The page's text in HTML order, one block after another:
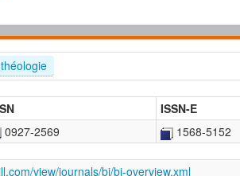
ISSN-E
0927-2569 1568-5152
view/journals/bi/bi-overview.xml